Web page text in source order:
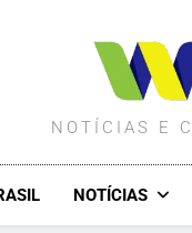
NOTÍCIAS E
NOTÍCIAS